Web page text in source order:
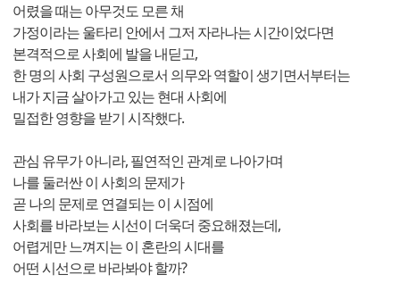
어렸을 때는 아무것도 모른 채
가정이라는 울타리 안에서 그저 자라나는 시간이었다면
본격적으로 사회에 발을 내딛고,
한 명의 사회 구성원으로서 의무와 역할이 생기면서부터는
내가 지금 살아가고 있는 현대 사회에
밀접한 영향을 받기 시작했다.
관심 유무가 아니라, 필연적인 관계로 나아가며
나를 둘러싼 이 사회의 문제가
곧 나의 문제로 연결되는 이 시점에
사회를 바라보는 시선이 더욱더 중요해졌는데,
어렵게만 느껴지는 이 혼란의 시대를
어떤 시선으로 바라봐야 할까?